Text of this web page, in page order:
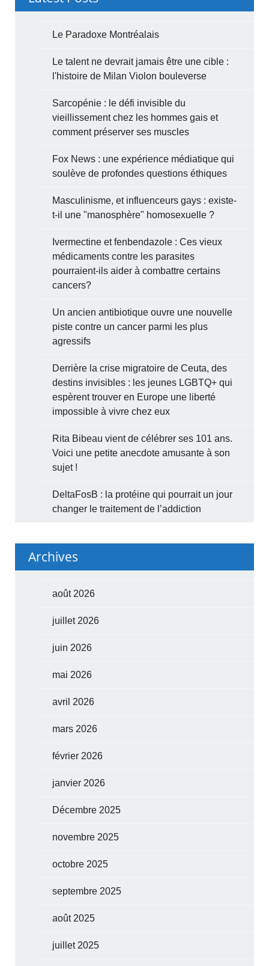
Le Paradoxe Montréalais
Le talent ne devrait jamais être une cible :
l'histoire de Milan Violon bouleverse
Sarcopénie : le défi invisible du
vieillissement chez les hommes gais et
comment préserver ses muscles
Fox News : une expérience médiatique qui
soulève de profondes questions éthiques
Masculinisme, et influenceurs gays : existe-
t-il une "manosphère" homosexuelle ?
Ivermectine et fenbendazole : Ces vieux
médicaments contre les parasites
pourraient-ils aider à combattre certains
cancers?
Un ancien antibiotique ouvre une nouvelle
piste contre un cancer parmi les plus
agressifs
Derrière la crise migratoire de Ceuta, des
destins invisibles : les jeunes LGBTQ+ qui
espèrent trouver en Europe une liberté
impossible à vivre chez eux
Rita Bibeau vient de célébrer ses 101 ans.
Voici une petite anecdote amusante à son
sujet !
DeltaFosB : la protéine qui pourrait un jour
changer le traitement de l’addiction
Archives
août 2026
juillet 2026
juin 2026
mai 2026
avril 2026
mars 2026
février 2026
janvier 2026
Décembre 2025
novembre 2025
octobre 2025
septembre 2025
août 2025
juillet 2025